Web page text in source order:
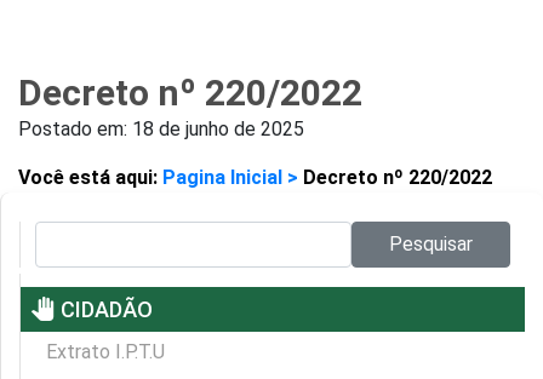
Decreto nº 220/2022
Postado em: 18 de junho de 2025
Você está aqui: Pagina Inicial > Decreto nº 220/2022
Pesquisar
pan_tool CIDADÃO
Extrato I.P.T.U